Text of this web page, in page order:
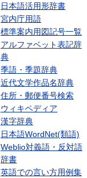
日本語活用形辞書
宮内庁用語
標準案内用図記号一覧
アルファベット表記辞
典
季語・季題辞典
近代文学作品名辞典
住所・郵便番号検索
ウィキペディア
漢字辞典
日本語WordNet(類語)
Weblio対義語・反対語
辞書
英語での言い方用例集